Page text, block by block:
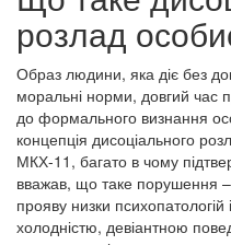
розлад
Образ людини, яка діє без
моральні норми, довгий час
до формального визнання
концепція дисоціального
МКХ-11, багато в чому
вважав, що таке порушення
прояву низки
холодністю, девіантною